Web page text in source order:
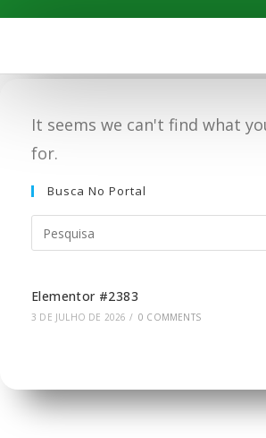
It seems we can't find what
for.
Busca No Portal
Elementor #2383
3 DE JULHO DE 2026 / 0 COMMENTS